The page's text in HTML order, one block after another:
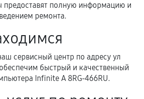
повреждения, попадание влаги,
ремонт или вмешательство
износ деталей, если иное не
отдельно.
предоставят полную информацию и
ремонта.
сервисный центр по адресу ул
быстрый и качественный
Infinite A 8RG-466RU.